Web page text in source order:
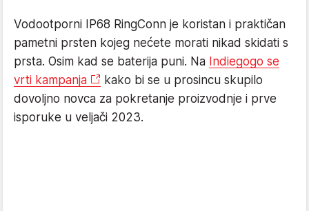
Vodootporni IP68 RingConn je koristan i praktičan
pametni prsten kojeg nećete morati nikad skidati s
prsta. Osim kad se baterija puni. Na Indiegogo se
vrti kampanja
kako bi se u prosincu skupilo
dovoljno novca za pokretanje proizvodnje i prve
isporuke u veljači 2023.